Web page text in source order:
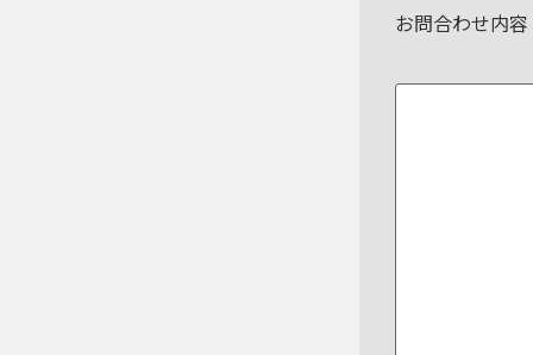
お問合わせ内容